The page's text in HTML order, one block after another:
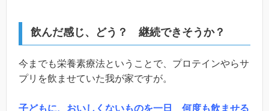
飲んだ感じ、どう？ 継続できそうか？
今までも栄養素療法ということで、プロテインやらサ
プリを飲ませていた我が家ですが。
子どもに、おいしくないものを一日 何度も飲ませる